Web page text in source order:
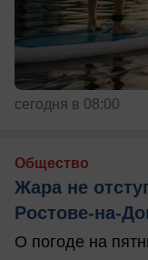
сегодня в 08:00
Общество
Жара не
Ростове-на-
О погоде на